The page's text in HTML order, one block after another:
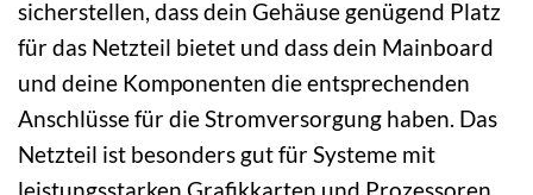
sicherstellen, dass dein Gehäuse genügend Platz
für das Netzteil bietet und dass dein Mainboard
und deine Komponenten die entsprechenden
Anschlüsse für die Stromversorgung haben. Das
Netzteil ist besonders gut für Systeme mit